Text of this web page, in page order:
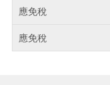
應免稅
應免稅